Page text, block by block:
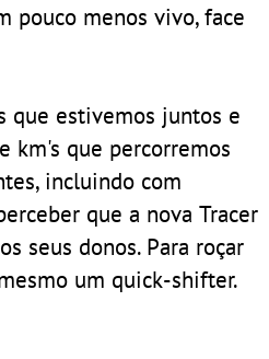
pouco menos vivo, face
que estivemos juntos e
km's que percorremos
incluindo com
que a nova Tracer
seus donos. Para roçar
um quick-shifter.